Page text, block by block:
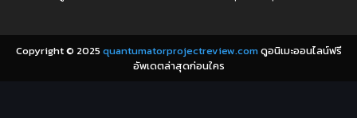
Coming-of-Age ก้าวผ่านวัย(6)
Copyright © 2025 quantumatorprojectreview.comดูอนิเมะออนไลน์ฟรี
อัพเดตล่าสุดก่อนใคร